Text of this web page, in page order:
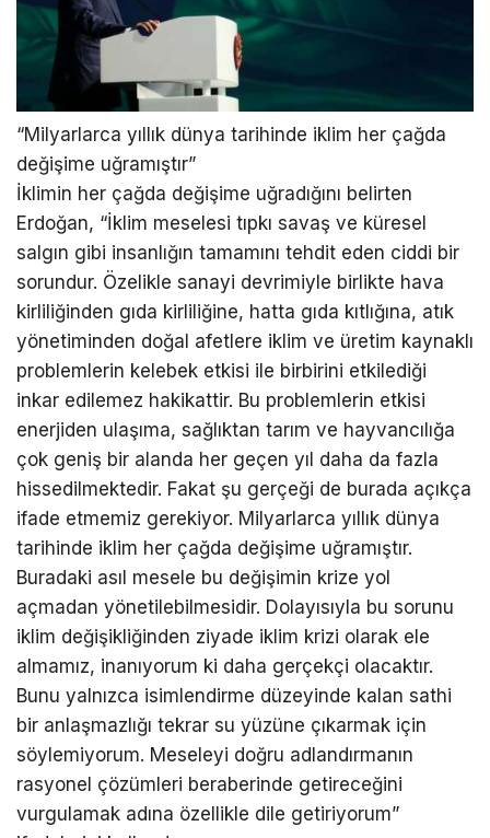
“Milyarlarca yıllık dünya tarihinde iklim her çağda
değişime uğramıştır”
İklimin her çağda değişime uğradığını belirten
Erdoğan, “İklim meselesi tıpkı savaş ve küresel
salgın gibi insanlığın tamamını tehdit eden ciddi bir
sorundur. Özelikle sanayi devrimiyle birlikte hava
kirliliğinden gıda kirliliğine, hatta gıda kıtlığına, atık
yönetiminden doğal afetlere iklim ve üretim kaynaklı
problemlerin kelebek etkisi ile birbirini etkilediği
inkar edilemez hakikattir. Bu problemlerin etkisi
enerjiden ulaşıma, sağlıktan tarım ve hayvancılığa
çok geniş bir alanda her geçen yıl daha da fazla
hissedilmektedir. Fakat şu gerçeği de burada açıkça
ifade etmemiz gerekiyor. Milyarlarca yıllık dünya
tarihinde iklim her çağda değişime uğramıştır.
Buradaki asıl mesele bu değişimin krize yol
açmadan yönetilebilmesidir. Dolayısıyla bu sorunu
iklim değişikliğinden ziyade iklim krizi olarak ele
almamız, inanıyorum ki daha gerçekçi olacaktır.
Bunu yalnızca isimlendirme düzeyinde kalan sathi
bir anlaşmazlığı tekrar su yüzüne çıkarmak için
söylemiyorum. Meseleyi doğru adlandırmanın
rasyonel çözümleri beraberinde getireceğini
vurgulamak adına özellikle dile getiriyorum”